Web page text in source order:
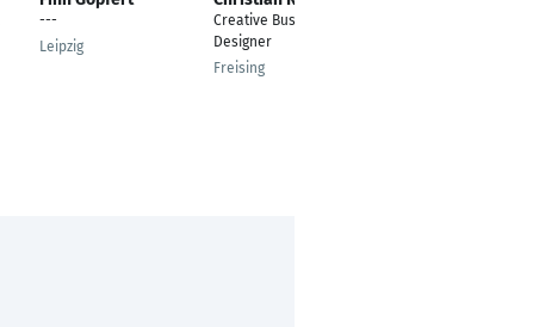
---
Leipzig
Creative Business
Designer
Freising